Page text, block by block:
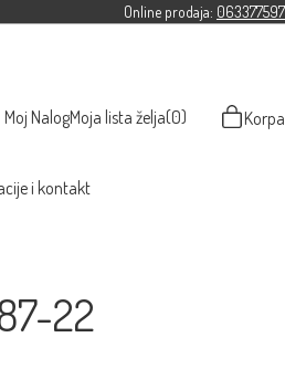
Online prodaja: 063377597
Moj NalogMoja lista želja(0) Korpa
i kontakt
22